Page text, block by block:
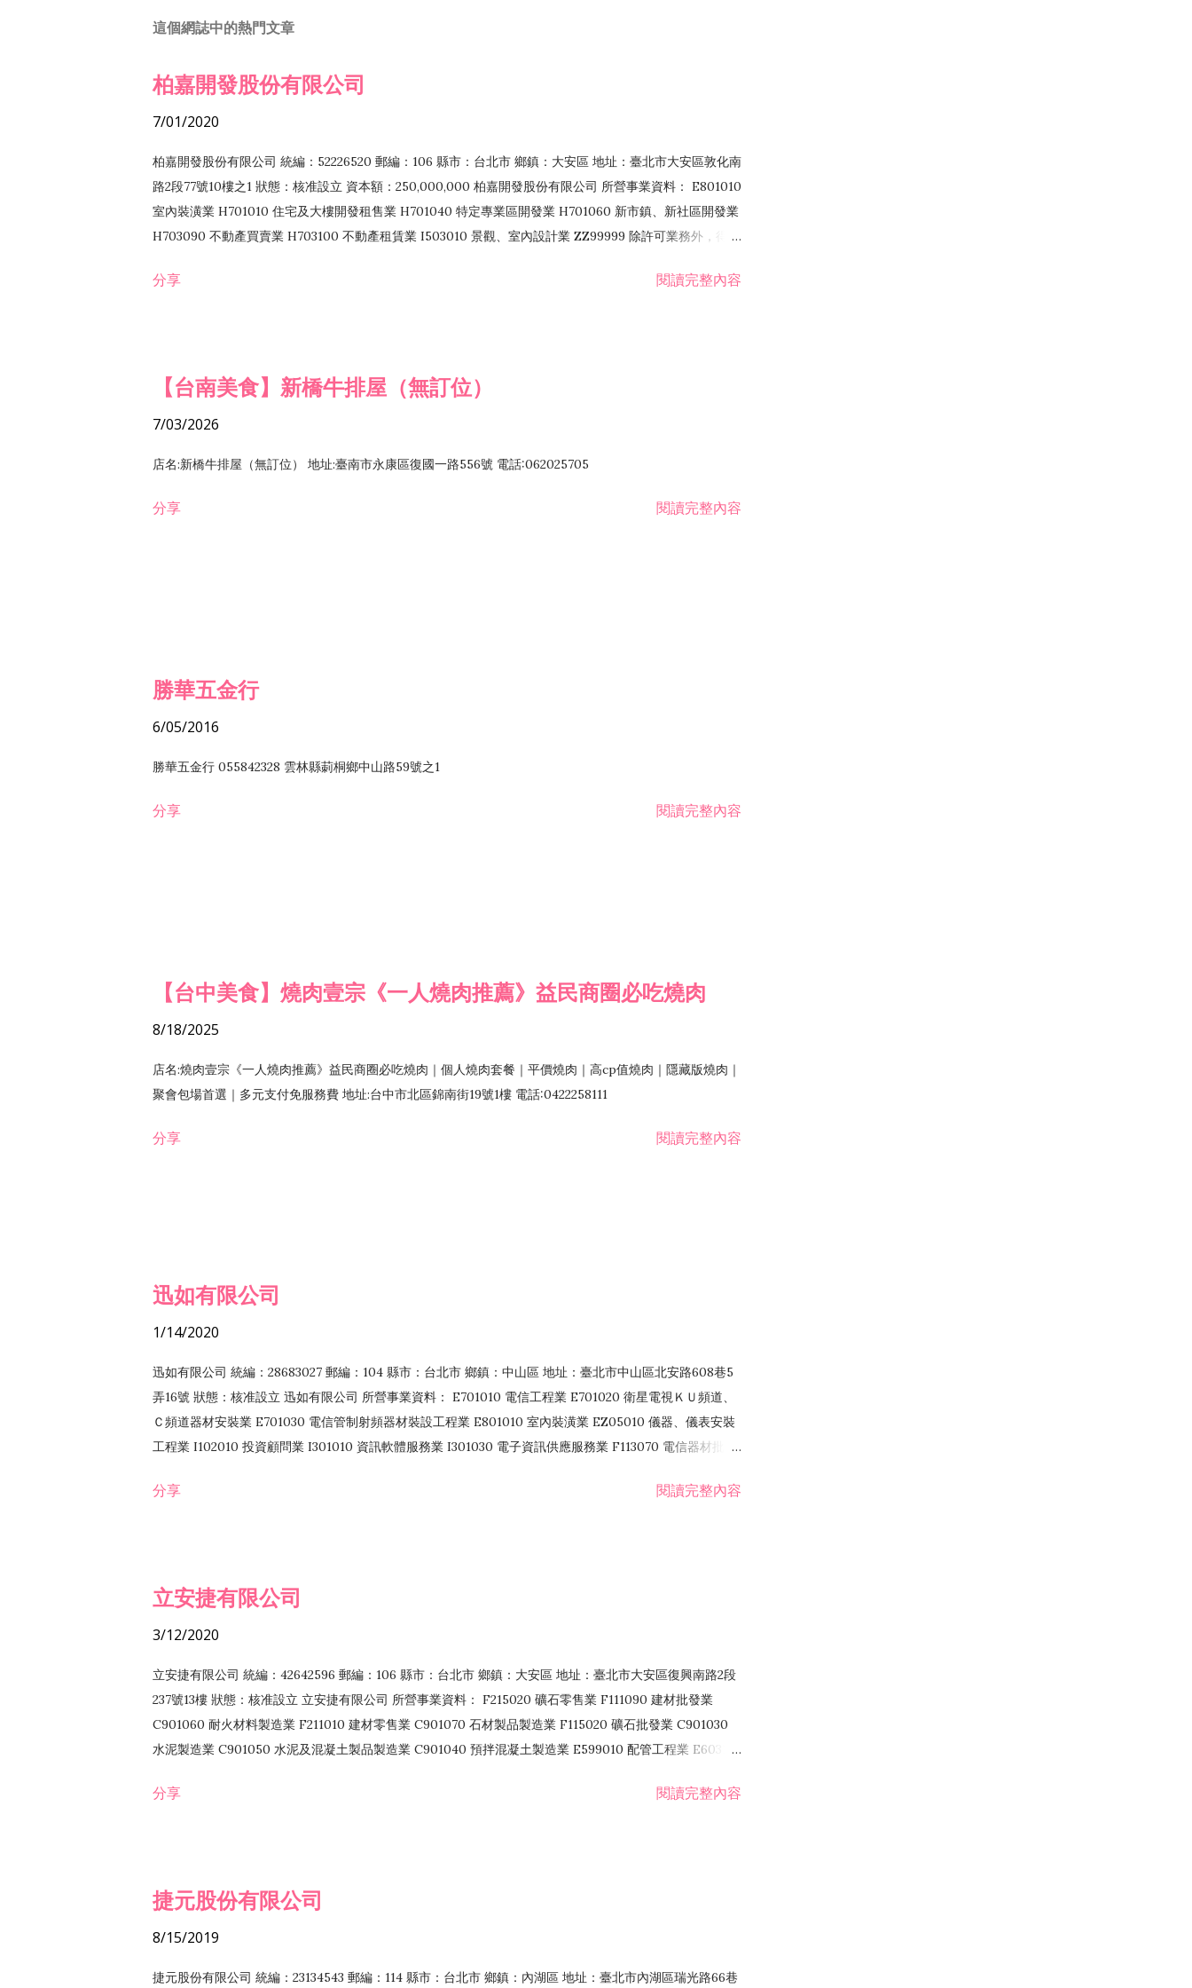
這個網誌中的熱門文章
柏嘉開發股份有限公司
7/01/2020
柏嘉開發股份有限公司 統編：52226520 郵編：106 縣市：台北市 鄉鎮：大安區 地址：臺北市大安區敦化南
路2段77號10樓之1 狀態：核准設立 資本額：250,000,000 柏嘉開發股份有限公司 所營事業資料： E801010
室內裝潢業 H701010 住宅及大樓開發租售業 H701040 特定專業區開發業 H701060 新市鎮、新社區開發業
H703090 不動產買賣業 H703100 不動產租賃業 I503010 景觀、室內設計業 ZZ99999 除許可業務外，得經
分享 閱讀完整內容
【台南美食】新橋牛排屋（無訂位）
7/03/2026
店名:新橋牛排屋（無訂位） 地址:臺南市永康區復國一路556號 電話:062025705
分享 閱讀完整內容
勝華五金行
6/05/2016
勝華五金行 055842328 雲林縣莿桐鄉中山路59號之1
分享 閱讀完整內容
【台中美食】燒肉壹宗《一人燒肉推薦》益民商圈必吃燒肉
8/18/2025
店名:燒肉壹宗《一人燒肉推薦》益民商圈必吃燒肉｜個人燒肉套餐｜平價燒肉｜高cp值燒肉｜隱藏版燒肉｜
聚會包場首選｜多元支付免服務費 地址:台中市北區錦南街19號1樓 電話:0422258111
分享 閱讀完整內容
迅如有限公司
1/14/2020
迅如有限公司 統編：28683027 郵編：104 縣市：台北市 鄉鎮：中山區 地址：臺北市中山區北安路608巷5
弄16號 狀態：核准設立 迅如有限公司 所營事業資料： E701010 電信工程業 E701020 衛星電視ＫＵ頻道、
Ｃ頻道器材安裝業 E701030 電信管制射頻器材裝設工程業 E801010 室內裝潢業 EZ05010 儀器、儀表安裝
工程業 I102010 投資顧問業 I301010 資訊軟體服務業 I301030 電子資訊供應服務業 F113070 電信器材批發
務 F102030 菸酒批發業 F203020 菸酒零售業 F401171 酒類輸入業
分享 閱讀完整內容
立安捷有限公司
3/12/2020
立安捷有限公司 統編：42642596 郵編：106 縣市：台北市 鄉鎮：大安區 地址：臺北市大安區復興南路2段
237號13樓 狀態：核准設立 立安捷有限公司 所營事業資料： F215020 礦石零售業 F111090 建材批發業
C901060 耐火材料製造業 F211010 建材零售業 C901070 石材製品製造業 F115020 礦石批發業 C901030
水泥製造業 C901050 水泥及混凝土製品製造業 C901040 預拌混凝土製造業 E599010 配管工程業 E603110
EZ99990 其他工程業 F102170 食品什貨批發業 F106020 日常用品批發業 F108031 醫療器材批發業
分享 閱讀完整內容
捷元股份有限公司
8/15/2019
捷元股份有限公司 統編：23134543 郵編：114 縣市：台北市 鄉鎮：內湖區 地址：臺北市內湖區瑞光路66巷